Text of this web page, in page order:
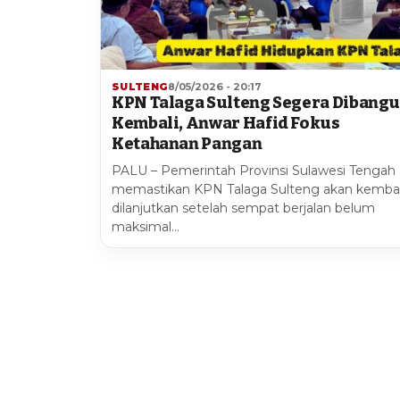
SULTENG8/05/2026 - 20:17
KPN Talaga Sulteng Segera
Kembali, Anwar Hafid Fokus
Ketahanan Pangan
PALU – Pemerintah Provinsi Sulawesi Tengah
memastikan KPN Talaga Sulteng akan
dilanjutkan setelah sempat berjalan belum
maksimal…